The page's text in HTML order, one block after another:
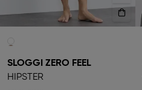
SLOGGI ZERO FEEL
HIPSTER